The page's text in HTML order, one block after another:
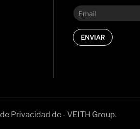
ENVIAR
Privacidad de - VEITH Group.